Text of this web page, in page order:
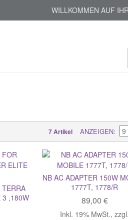
WILLKOMMEN AUF
7 Artikel ANZEIGEN
TERRA
3 ,180W
NB AC ADAPTER 150W
1777T, 1778/R
89,00 €
Inkl. 19% MwSt.,zzgl.